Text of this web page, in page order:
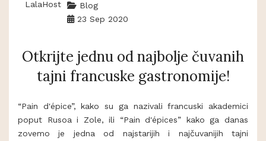
Blog
23 Sep 2020
Otkrijte jednu od najbolje čuvanih
tajni francuske gastronomije!
“Pain d'épice”, kako su ga nazivali francuski akademici
poput Rusoa i Zole, ili “Pain d'épices” kako ga danas
zovemo je jedna od najstarijih i najčuvanijih tajni